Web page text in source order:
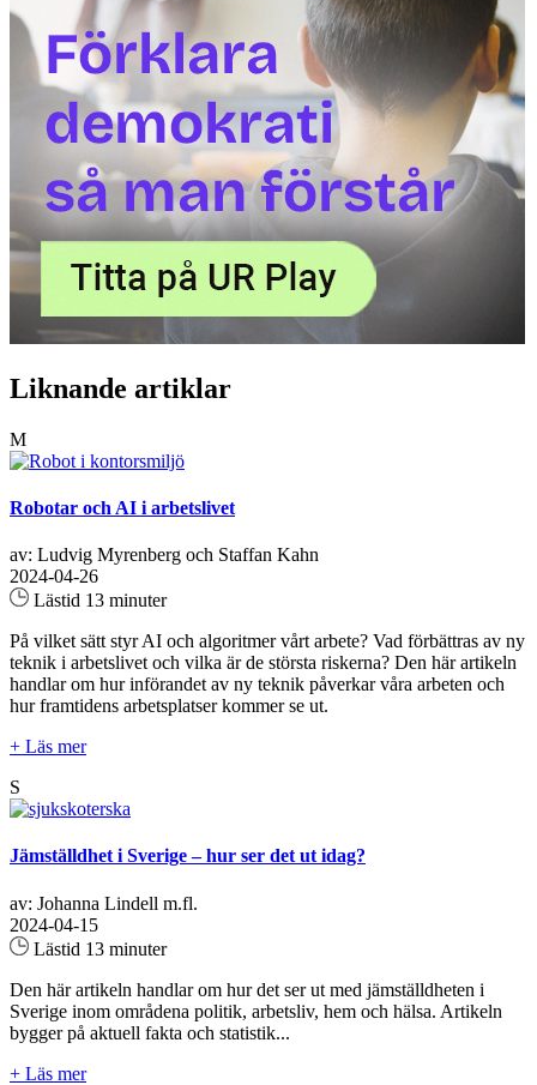
Liknande artiklar
M
Robotar och AI i arbetslivet
av: Ludvig Myrenberg och Staffan Kahn
2024-04-26
Lästid 13 minuter
På vilket sätt styr AI och algoritmer vårt arbete? Vad förbättras av ny
teknik i arbetslivet och vilka är de största riskerna? Den här artikeln
handlar om hur införandet av ny teknik påverkar våra arbeten och
hur framtidens arbetsplatser kommer se ut.
+ Läs mer
S
Jämställdhet i Sverige – hur ser det ut idag?
av: Johanna Lindell m.fl.
2024-04-15
Lästid 13 minuter
Den här artikeln handlar om hur det ser ut med jämställdheten i
Sverige inom områdena politik, arbetsliv, hem och hälsa. Artikeln
bygger på aktuell fakta och statistik...
+ Läs mer